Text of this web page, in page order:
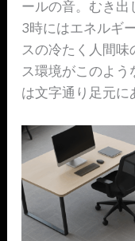
ールの音。むき出
3時にはエネルギ
スの冷たく人間
ス環境がこのよ
は文字通り足元に